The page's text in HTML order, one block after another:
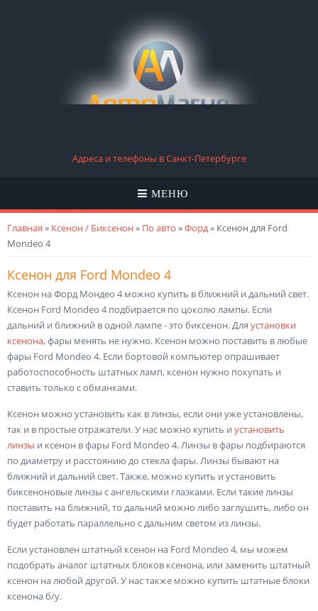
Адреса и телефоны в Санкт-Петербурге
МЕНЮ
Вы здесь
Главная » Ксенон / Биксенон» По авто »Форд» Ксенон для Ford
Mondeo 4
Ксенон для Ford Mondeo 4
Ксенон на Форд Мондео 4 можно купить в ближний и дальний свет.
Ксенон Ford Mondeo 4 подбирается по цоколю лампы. Если
дальний и ближний в одной лампе - это биксенон. Для установки
ксенона, фары менять не нужно. Ксенон можно поставить в любые
фары Ford Mondeo 4. Если бортовой компьютер опрашивает
работоспособность штатных ламп, ксенон нужно покупать и
ставить только с обманками.
Ксенон можно установить как в линзы, если они уже установлены,
так и в простые отражатели. У нас можно купить и установить
линзы и ксенон в фары Ford Mondeo 4. Линзы в фары подбираются
по диаметру и расстоянию до стекла фары. Линзы бывают на
ближний и дальний свет. Также, можно купить и установить
биксеноновые линзы с ангельскими глазками. Если такие линзы
поставить на ближний, то дальний можно либо заглушить, либо он
будет работать параллельно с дальним светом из линзы.
Если установлен штатный ксенон на Ford Mondeo 4, мы можем
подобрать аналог штатных блоков ксенона, или заменить штатный
ксенон на любой другой. У нас также можно купить штатные блоки
ксенона б/у.